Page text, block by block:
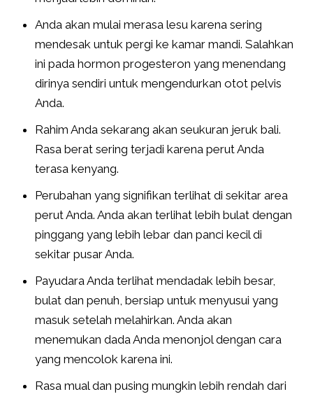
Anda akan mulai merasa lesu karena sering
mendesak untuk pergi ke kamar mandi. Salahkan
ini pada hormon progesteron yang menendang
dirinya sendiri untuk mengendurkan otot pelvis
Anda.
Rahim Anda sekarang akan seukuran jeruk bali.
Rasa berat sering terjadi karena perut Anda
terasa kenyang.
Perubahan yang signifikan terlihat di sekitar area
perut Anda. Anda akan terlihat lebih bulat dengan
pinggang yang lebih lebar dan panci kecil di
sekitar pusar Anda.
Payudara Anda terlihat mendadak lebih besar,
bulat dan penuh, bersiap untuk menyusui yang
masuk setelah melahirkan. Anda akan
menemukan dada Anda menonjol dengan cara
yang mencolok karena ini.
Rasa mual dan pusing mungkin lebih rendah dari